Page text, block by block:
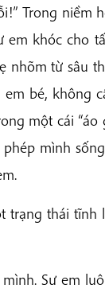
Trong niềm
em khóc cho
nhõm từ sâu
bé, không
một cái “áo
mình
thái tĩnh
Sư em